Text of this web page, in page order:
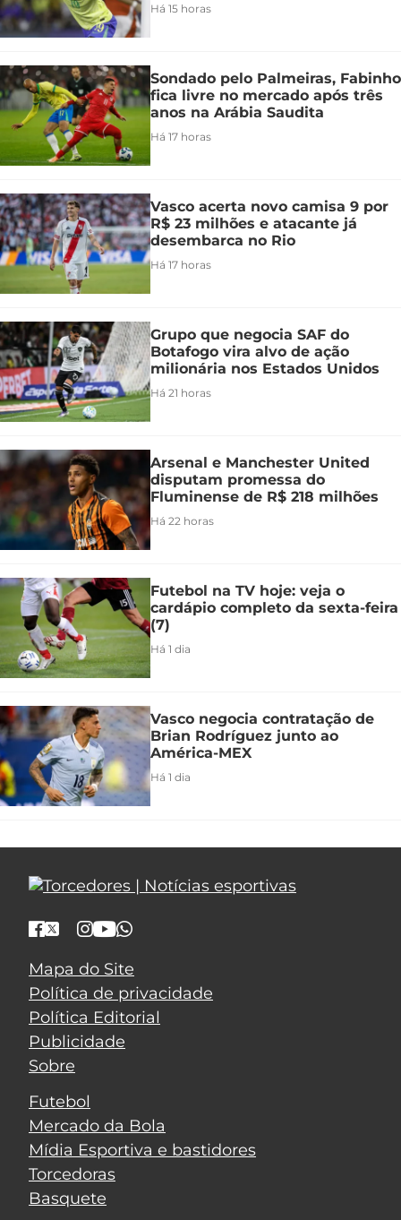
Há 15 horas
Sondado pelo Palmeiras, Fabinho
fica livre no mercado após três
anos na Arábia Saudita
Há 17 horas
Vasco acerta novo camisa 9 por
R$ 23 milhões e atacante já
desembarca no Rio
Há 17 horas
Grupo que negocia SAF do
Botafogo vira alvo de ação
milionária nos Estados Unidos
Há 21 horas
Arsenal e Manchester United
disputam promessa do
Fluminense de R$ 218 milhões
Há 22 horas
Futebol na TV hoje: veja o
cardápio completo da sexta-feira
(7)
Há 1 dia
Vasco negocia contratação de
Brian Rodríguez junto ao
América-MEX
Há 1 dia
Mapa do Site
Política de privacidade
Política Editorial
Publicidade
Sobre
Futebol
Mercado da Bola
Mídia Esportiva e bastidores
Torcedoras
Basquete